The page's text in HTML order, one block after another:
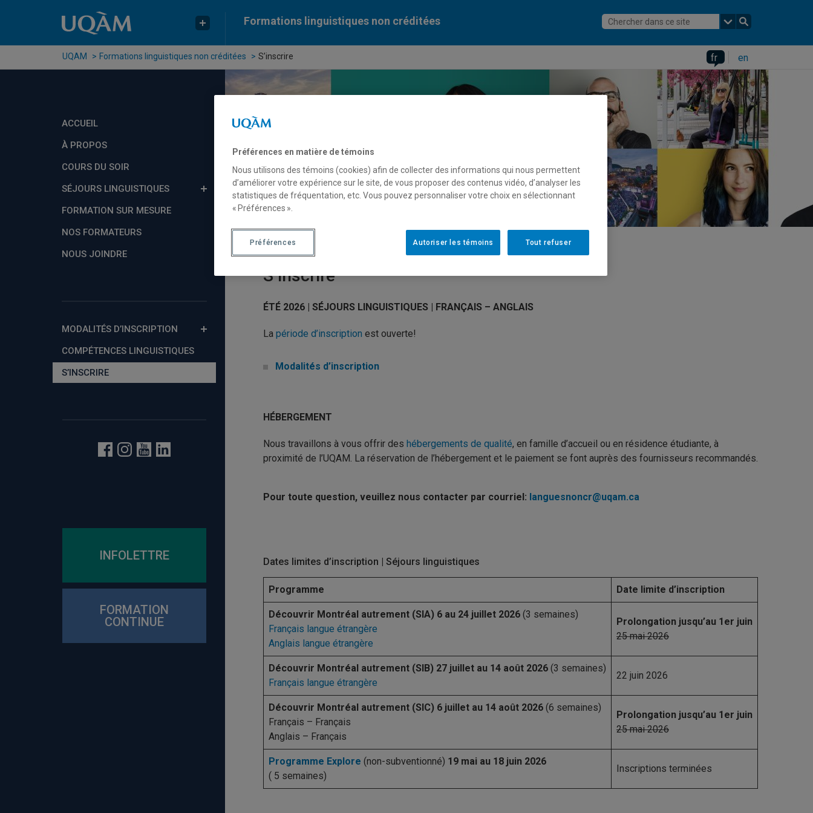
Formations linguistiques non créditées
UQAM Formations linguistiques non créditées S’inscrire fr en
ACCUEIL
À PROPOS
COURS DU SOIR
SÉJOURS LINGUISTIQUES
FORMATION SUR MESURE
NOS FORMATEURS
NOUS JOINDRE
MODALITÉS D’INSCRIPTION
COMPÉTENCES LINGUISTIQUES
S’INSCRIRE
INFOLETTRE
FORMATION
CONTINUE
S’inscrire
ÉTÉ 2026 | SÉJOURS LINGUISTIQUES | FRANÇAIS – ANGLAIS
La période d’inscription est ouverte!
Modalités d’inscription
HÉBERGEMENT
Nous travaillons à vous offrir des hébergements de qualité, en famille d’accueil ou en résidence étudiante, à
proximité de l’UQAM. La réservation de l’hébergement et le paiement se font auprès des fournisseurs recommandés.
Pour toute question, veuillez nous contacter par courriel: languesnoncr@uqam.ca
Dates limites d’inscription | Séjours linguistiques
Programme Date limite d’inscription
Découvrir Montréal autrement (SIA) 6 au 24 juillet 2026 (3 semaines)
Français langue étrangère
Anglais langue étrangère
Prolongation jusqu’au 1er juin
25 mai 2026
Découvrir Montréal autrement (SIB) 27 juillet au 14 août 2026 (3 semaines)
Français langue étrangère
22 juin 2026
Découvrir Montréal autrement (SIC) 6 juillet au 14 août 2026 (6 semaines)
Français – Français
Anglais – Français
Prolongation jusqu’au 1er juin
25 mai 2026
Programme Explore (non-subventionné) 19 mai au 18 juin 2026
( 5 semaines)
Inscriptions terminées
Préférences en matière de témoins
Nous utilisons des témoins (cookies) afin de collecter des informations qui nous permettent
d’améliorer votre expérience sur le site, de vous proposer des contenus vidéo, d’analyser les
statistiques de fréquentation, etc. Vous pouvez personnaliser votre choix en sélectionnant
« Préférences ».
Tout refuser
Autoriser les témoins
Préférences